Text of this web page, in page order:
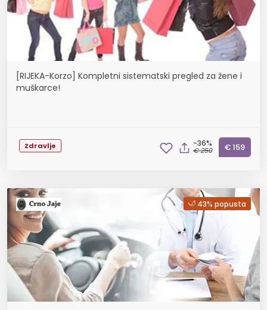
[RIJEKA-Korzo] Kompletni sistematski pregled za žene i
muškarce!
Zdravlje -36%
€ 250 € 159
43% popusta